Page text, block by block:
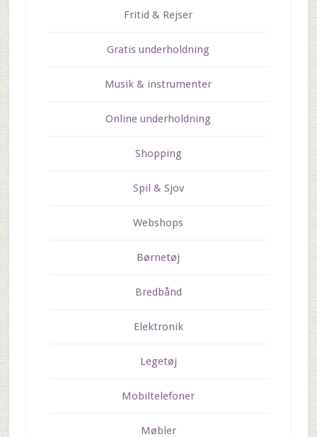
Fritid & Rejser
Gratis underholdning
Musik & instrumenter
Online underholdning
Shopping
Spil & Sjov
Webshops
Børnetøj
Bredbånd
Elektronik
Legetøj
Mobiltelefoner
Møbler